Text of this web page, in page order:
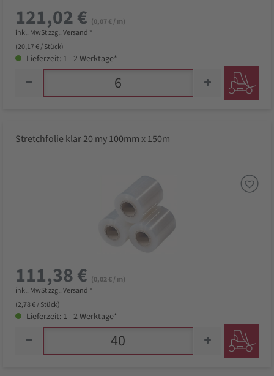
121,02 € (0,07 € / m)
inkl. MwSt zzgl. Versand *
(20,17 € / Stück)
Lieferzeit: 1 - 2 Werktage*
Stretchfolie klar 20 my 100mm x 150m
111,38 € (0,02 € / m)
inkl. MwSt zzgl. Versand *
(2,78 € / Stück)
Lieferzeit: 1 - 2 Werktage*